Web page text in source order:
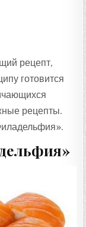
рецепт,
готовится
рецепты.